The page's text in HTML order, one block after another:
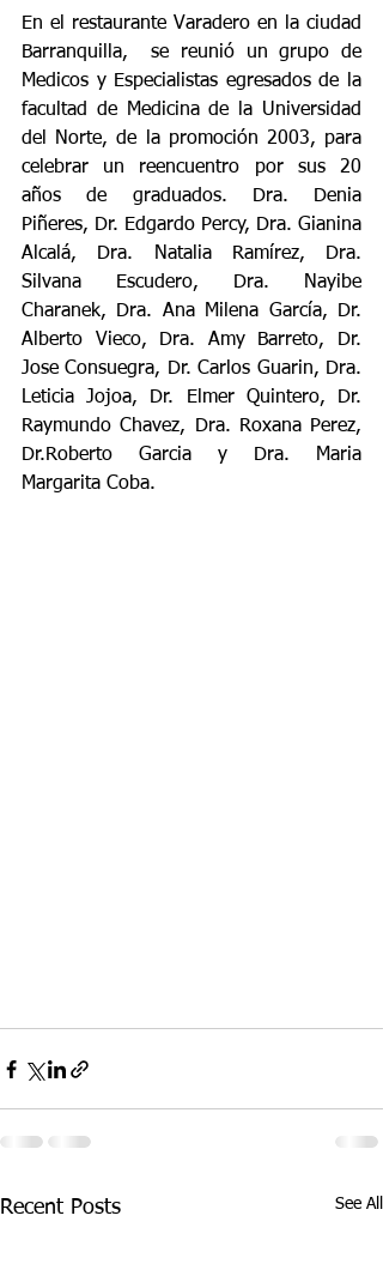
En el restaurante Varadero en la ciudad
Barranquilla,  se reunió un grupo de
Medicos y Especialistas egresados de la
facultad de Medicina de la Universidad
del Norte, de la promoción 2003, para
celebrar un reencuentro por sus 20
años de graduados. Dra. Denia
Piñeres, Dr. Edgardo Percy, Dra. Gianina
Alcalá, Dra. Natalia Ramírez, Dra.
Silvana Escudero, Dra. Nayibe
Charanek, Dra. Ana Milena García, Dr.
Alberto Vieco, Dra. Amy Barreto, Dr.
Jose Consuegra, Dr. Carlos Guarin, Dra.
Leticia Jojoa, Dr. Elmer Quintero, Dr.
Raymundo Chavez, Dra. Roxana Perez,
Dr.Roberto Garcia y Dra. Maria
Margarita Coba.
Recent Posts See All